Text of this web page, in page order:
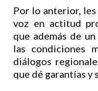
Por lo anterior,
voz en actitud
que además de
las condiciones
diálogos
que dé garantías y